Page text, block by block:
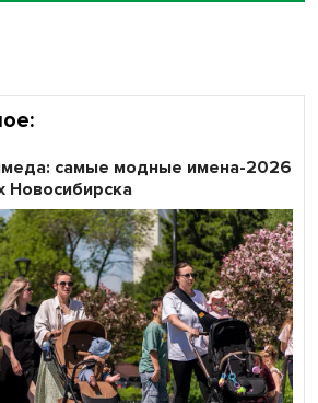
самые модные имена-2026
Новосибирска